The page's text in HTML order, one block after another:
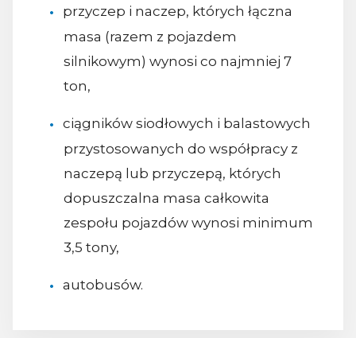
przyczep i naczep, których łączna
masa (razem z pojazdem
silnikowym) wynosi co najmniej 7
ton,
ciągników siodłowych i balastowych
przystosowanych do współpracy z
naczepą lub przyczepą, których
dopuszczalna masa całkowita
zespołu pojazdów wynosi minimum
3,5 tony,
autobusów.